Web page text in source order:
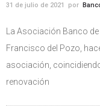
31 de julio de 2021 por
La Asociación Banco
Francisco del Pozo,
asociación,
renovación